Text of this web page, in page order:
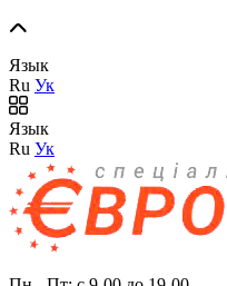
Язык
Ru Ук
Язык
Ru Ук